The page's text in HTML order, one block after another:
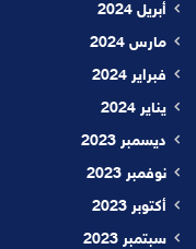
أبريل 2024
مارس 2024
فبراير 2024
يناير 2024
ديسمبر 2023
نوفمبر 2023
أكتوبر 2023
سبتمبر 2023